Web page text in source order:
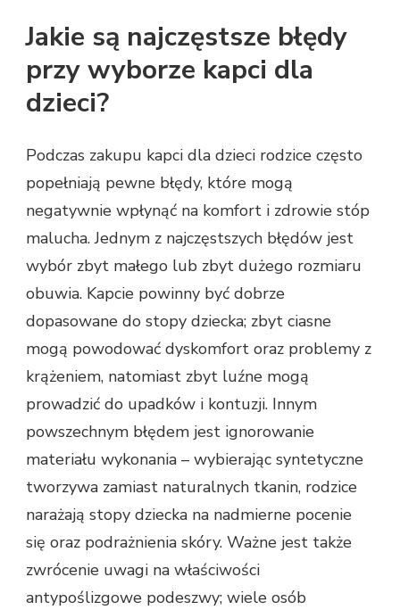
Jakie są najczęstsze błędy
przy wyborze kapci dla
dzieci?
Podczas zakupu kapci dla dzieci rodzice często
popełniają pewne błędy, które mogą
negatywnie wpłynąć na komfort i zdrowie stóp
malucha. Jednym z najczęstszych błędów jest
wybór zbyt małego lub zbyt dużego rozmiaru
obuwia. Kapcie powinny być dobrze
dopasowane do stopy dziecka; zbyt ciasne
mogą powodować dyskomfort oraz problemy z
krążeniem, natomiast zbyt luźne mogą
prowadzić do upadków i kontuzji. Innym
powszechnym błędem jest ignorowanie
materiału wykonania – wybierając syntetyczne
tworzywa zamiast naturalnych tkanin, rodzice
narażają stopy dziecka na nadmierne pocenie
się oraz podrażnienia skóry. Ważne jest także
zwrócenie uwagi na właściwości
antypoślizgowe podeszwy; wiele osób